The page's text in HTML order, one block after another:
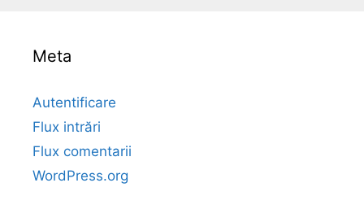
Meta
Autentificare
Flux intrări
Flux comentarii
WordPress.org